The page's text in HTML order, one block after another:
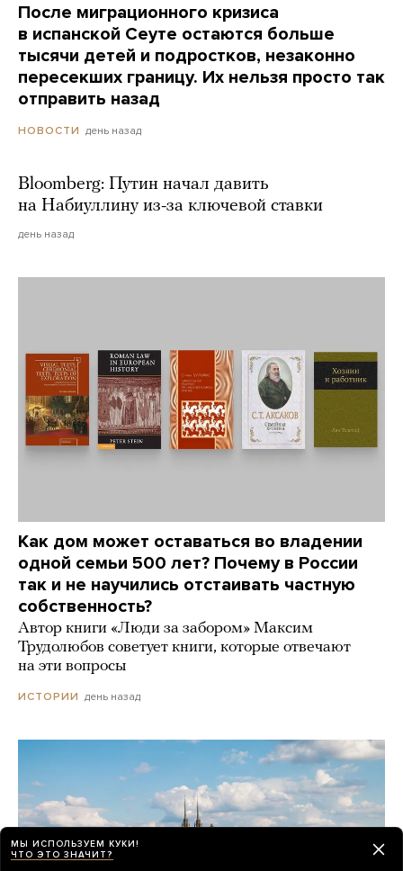
После миграционного кризиса
в испанской Сеуте остаются больше
тысячи детей и подростков, незаконно
пересекших границу. Их нельзя просто так
отправить назад
НОВОСТИ день назад
Bloomberg: Путин начал давить
на Набиуллину из-за ключевой ставки
день назад
Как дом может оставаться во владении
одной семьи 500 лет? Почему в России
так и не научились отстаивать частную
собственность?
Автор книги «Люди за забором» Максим
Трудолюбов советует книги, которые отвечают
на эти вопросы
ИСТОРИИ день назад
МЫ ИСПОЛЬЗУЕМ КУКИ!
ЧТО ЭТО ЗНАЧИТ?